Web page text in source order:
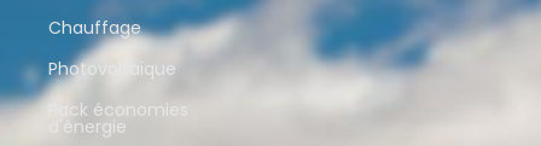
Chauffage
Photovoltaïque
Pack économies
d'énergie